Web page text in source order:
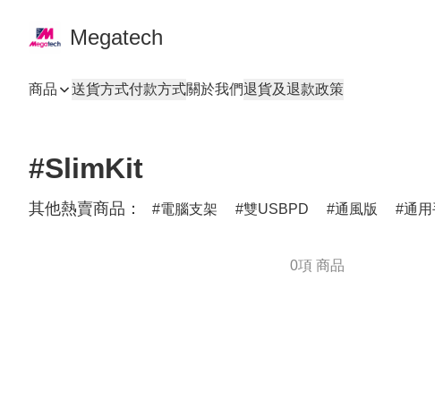
Megatech
商品 送貨方式付款方式關於我們退貨及退款政策
#SlimKit
其他熱賣商品： 電腦支架 雙USBPD 通風版 通用
0項 商品